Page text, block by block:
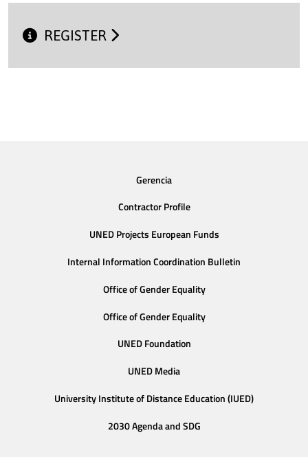
REGISTER
Gerencia
Contractor Profile
UNED Projects European Funds
Internal Information Coordination Bulletin
Office of Gender Equality
Office of Gender Equality
UNED Foundation
UNED Media
University Institute of Distance Education (IUED)
2030 Agenda and SDG